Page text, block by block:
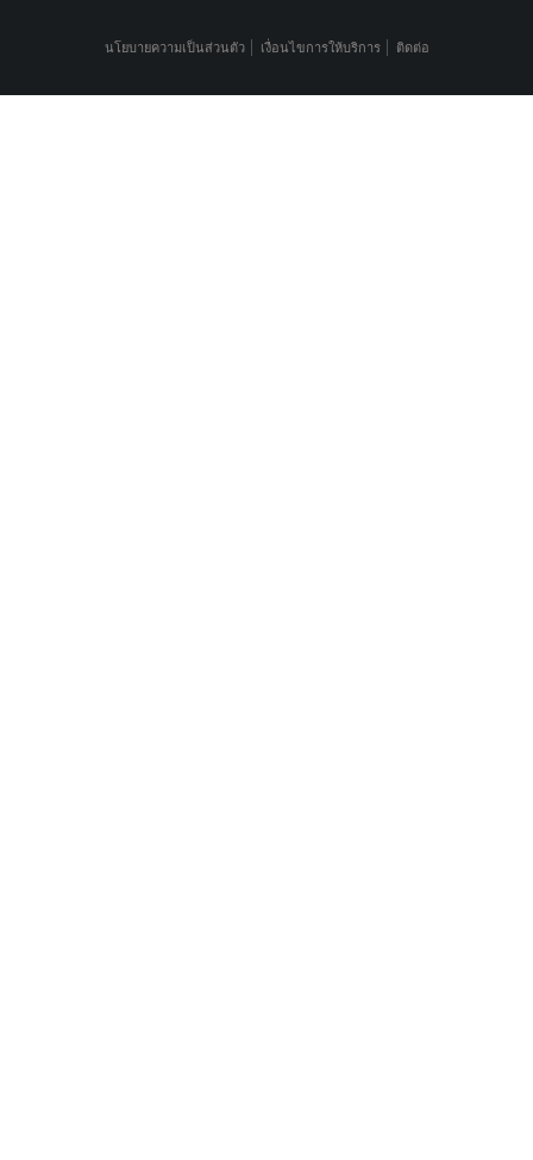
นโยบายความเป็นส่วนตัว เงื่อนไขการให้บริการ ติดต่อ